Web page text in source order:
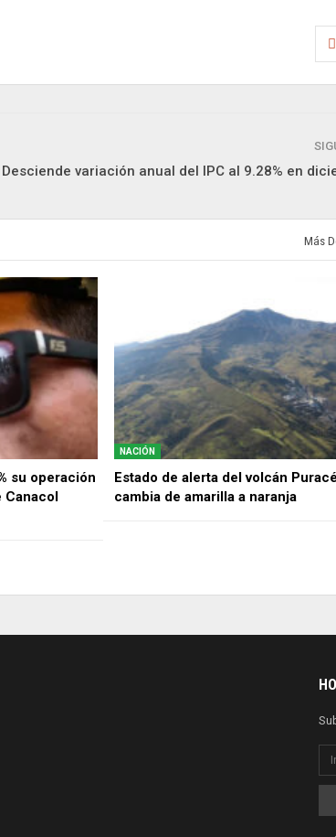
Desciende variación anual del IPC al 9.28% en
Más
su operación
Canacol
NACIÓN
Estado de alerta del volcán Puracé
cambia de amarilla a naranja